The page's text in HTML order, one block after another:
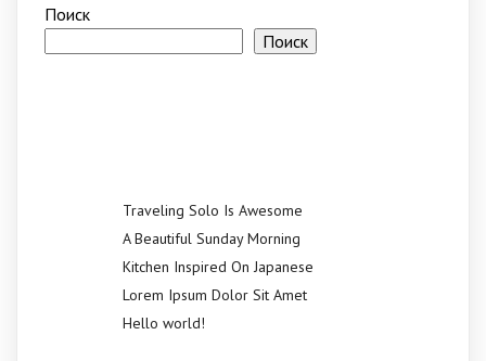
Поиск
Поиск
Traveling Solo Is Awesome
A Beautiful Sunday Morning
Kitchen Inspired On Japanese
Lorem Ipsum Dolor Sit Amet
Hello world!